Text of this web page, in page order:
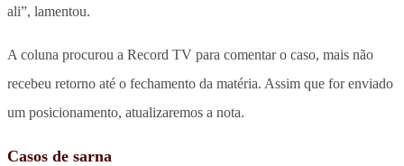
ali”, lamentou.
A coluna procurou a Record TV para comentar o caso, mais não
recebeu retorno até o fechamento da matéria. Assim que for enviado
um posicionamento, atualizaremos a nota.
Casos de sarna